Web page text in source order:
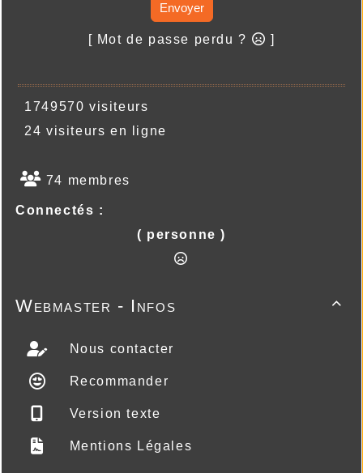
Envoyer
[ Mot de passe perdu ? ]
1749570 visiteurs
24 visiteurs en ligne
74 membres
Connectés :
( personne )

Webmaster - Infos
Nous contacter
Recommander
Version texte
Mentions Légales